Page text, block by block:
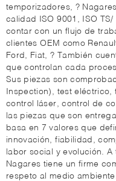
temporizadores, ?
calidad ISO 9001, ISO
contar con un flujo de
clientes OEM como
Ford, Fiat, ? También
que controlan cada
Sus piezas son
Inspection), test
control láser, control de
las piezas que son
basa en 7 valores que
innovación, fiabilidad,
labor social y evolución.
Nagares tiene un firme
respeto al medio